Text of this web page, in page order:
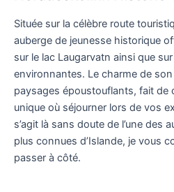
Située sur la célèbre route
auberge de jeunesse historique
sur le lac Laugarvatn ainsi que
environnantes. Le charme de
paysages époustouflants, fait de
unique où séjourner lors de vos
s’agit là sans doute de l’une des
plus connues d’Islande, je vous
passer à côté.